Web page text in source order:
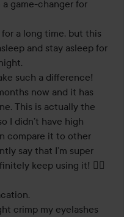
a game-changer for
a long time, but this
and stay asleep for
such a difference!
now and it has
This is actually the
I didn’t have high
compare it to other
say that I’m super
keep using it! 👍🏻
crimp my eyelashes